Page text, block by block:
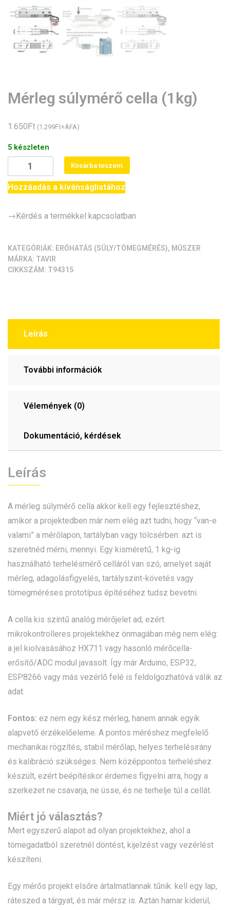
Mérleg súlymérő cella (1kg)
1.650Ft (1.299Ft+ÁFA)
5 készleten
Mérleg
súlymérő
cella
mennyiség
Kosárba teszem
Hozzáadás a kívánságlistához
→Kérdés a termékkel kapcsolatban
KATEGÓRIÁK: ERŐHATÁS (SÚLY/TÖMEGMÉRÉS), MŰSZER
MÁRKA: TAVIR
CIKKSZÁM: T94315
Leírás
További információk
Vélemények (0)
Dokumentáció, kérdések
Leírás
A mérleg súlymérő cella akkor kell egy fejlesztéshez,
amikor a projektedben már nem elég azt tudni, hogy “van-e
valami” a mérőlapon, tartályban vagy tölcsérben: azt is
szeretnéd mérni, mennyi. Egy kisméretű, 1 kg-ig
használható terhelésmérő celláról van szó, amelyet saját
mérleg, adagolásfigyelés, tartályszint-követés vagy
tömegméréses prototípus építéséhez tudsz bevetni.
A cella kis szintű analóg mérőjelet ad, ezért
mikrokontrolleres projektekhez önmagában még nem elég:
a jel kiolvasásához HX711 vagy hasonló mérőcella-
erősítő/ADC modul javasolt. Így már Arduino, ESP32,
ESP8266 vagy más vezérlő felé is feldolgozhatóvá válik az
adat.
Fontos: ez nem egy kész mérleg, hanem annak egyik
alapvető érzékelőeleme. A pontos méréshez megfelelő
mechanikai rögzítés, stabil mérőlap, helyes terhelésirány
és kalibráció szükséges. Nem középpontos terheléshez
készült, ezért beépítéskor érdemes figyelni arra, hogy a
szerkezet ne csavarja, ne üsse, és ne terhelje túl a cellát.
Miért jó választás?
Mert egyszerű alapot ad olyan projektekhez, ahol a
tömegadatból szeretnél döntést, kijelzést vagy vezérlést
készíteni.
Egy mérős projekt elsőre ártalmatlannak tűnik: kell egy lap,
ráteszed a tárgyat, és már mérsz is. Aztán hamar kiderül,